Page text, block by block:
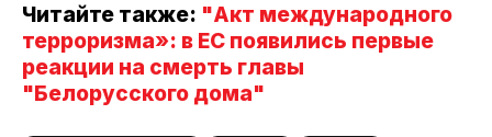
Читайте также: "Акт международного
терроризма»: в ЕС появились первые
реакции на смерть главы
"Белорусского дома"